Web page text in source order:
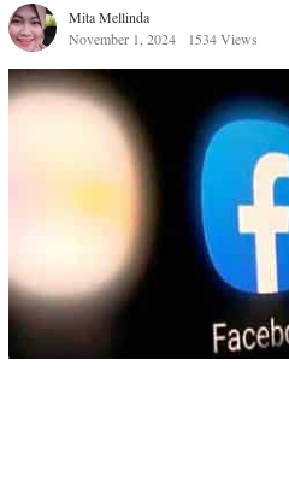
Mita Mellinda
November 1, 2024
1534 Views